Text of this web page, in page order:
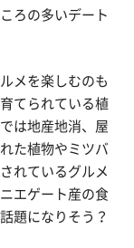
ろの多いデート
メを楽しむのも
てられている植
は地産地消、屋
た植物やミツバ
れているグルメ
エゲート産の食
題になりそう？